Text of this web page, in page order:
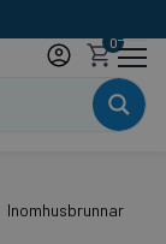
0
Inomhusbrunnar